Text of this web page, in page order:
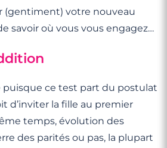
(gentiment) votre nouveau
savoir où vous vous engagez…
puisque ce test part du postulat
d’inviter la fille au premier
temps, évolution des
des parités ou pas, la plupart